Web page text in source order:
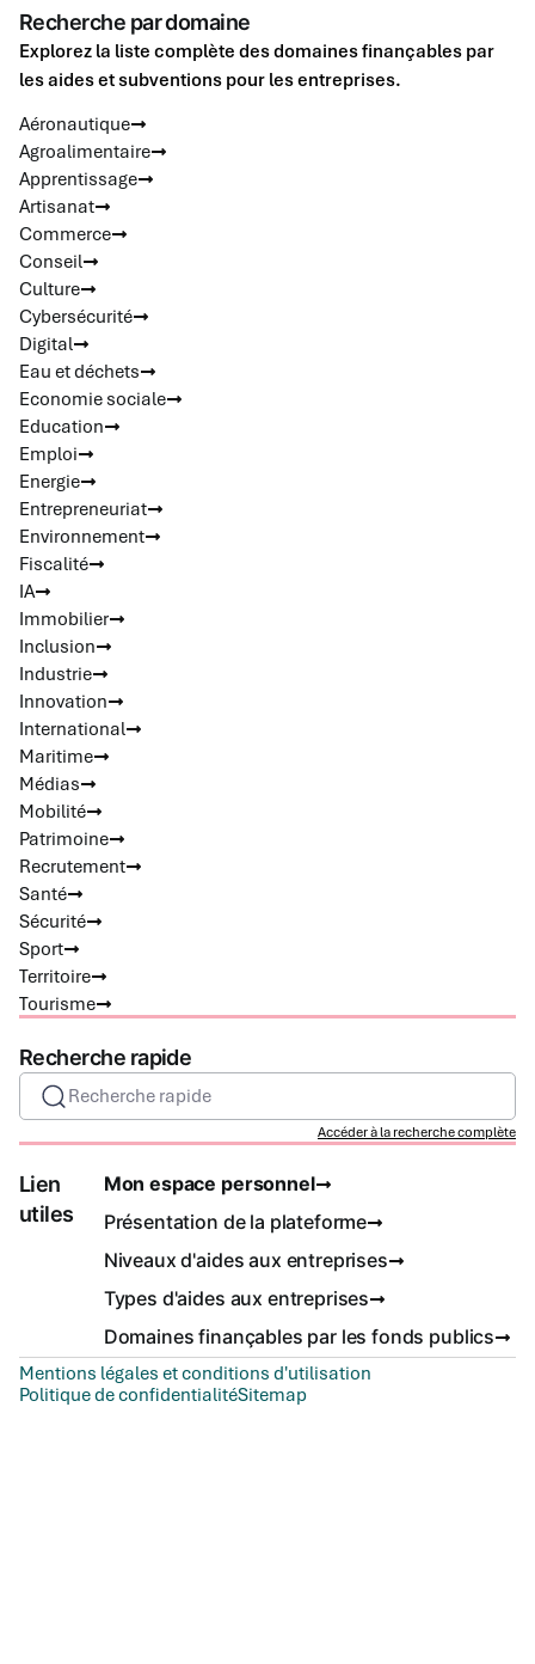
Recherche par domaine
Explorez la liste complète des domaines finançables par
les aides et subventions pour les entreprises.
Aéronautique
Agroalimentaire
Apprentissage
Artisanat
Commerce
Conseil
Culture
Cybersécurité
Digital
Eau et déchets
Economie sociale
Education
Emploi
Energie
Entrepreneuriat
Environnement
Fiscalité
IA
Immobilier
Inclusion
Industrie
Innovation
International
Maritime
Médias
Mobilité
Patrimoine
Recrutement
Santé
Sécurité
Sport
Territoire
Tourisme
Recherche rapide
Recherche rapide
Accéder à la recherche complète
Lien
utiles
Mon espace personnel
Présentation de la plateforme
Niveaux d'aides aux entreprises
Types d'aides aux entreprises
Domaines finançables par les fonds publics
Mentions légales et conditions d'utilisation
Politique de confidentialitéSitemap